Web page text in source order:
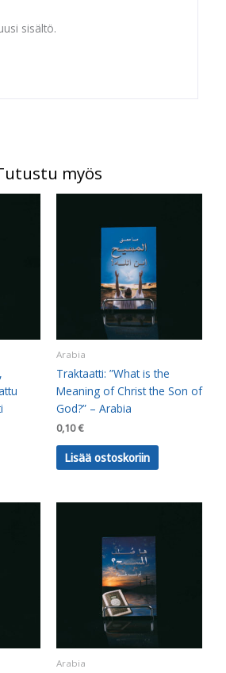
sisältö.
myös
Arabia
Traktaatti: ”What is the
Meaning of Christ the Son of
God?” – Arabia
0,10€
Lisää ostoskoriin
Arabia